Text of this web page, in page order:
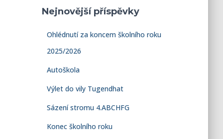
Nejnovější příspěvky
Ohlédnutí za koncem školního roku
2025/2026
Autoškola
Výlet do vily Tugendhat
Sázení stromu 4.ABCHFG
Konec školního roku